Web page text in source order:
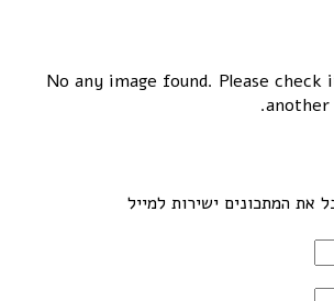
No any image found. Please
another
את המתכונים ישירות למייל